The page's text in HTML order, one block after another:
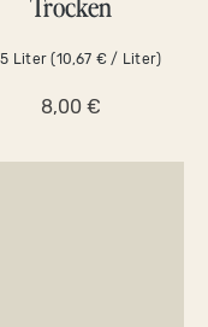
Liter(10,67 € / Liter)
8,00 €